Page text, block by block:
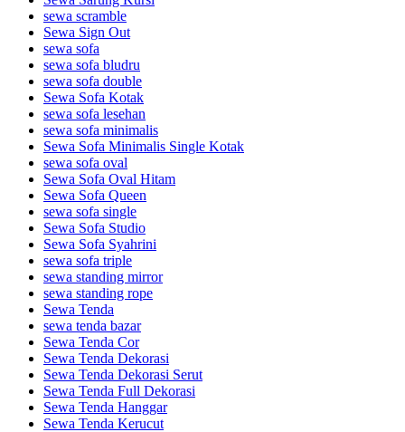
sewa scramble
Sewa Sign Out
sewa sofa
sewa sofa bludru
sewa sofa double
Sewa Sofa Kotak
sewa sofa lesehan
sewa sofa minimalis
Sewa Sofa Minimalis Single Kotak
sewa sofa oval
Sewa Sofa Oval Hitam
Sewa Sofa Queen
sewa sofa single
Sewa Sofa Studio
Sewa Sofa Syahrini
sewa sofa triple
sewa standing mirror
sewa standing rope
Sewa Tenda
sewa tenda bazar
Sewa Tenda Cor
Sewa Tenda Dekorasi
Sewa Tenda Dekorasi Serut
Sewa Tenda Full Dekorasi
Sewa Tenda Hanggar
Sewa Tenda Kerucut